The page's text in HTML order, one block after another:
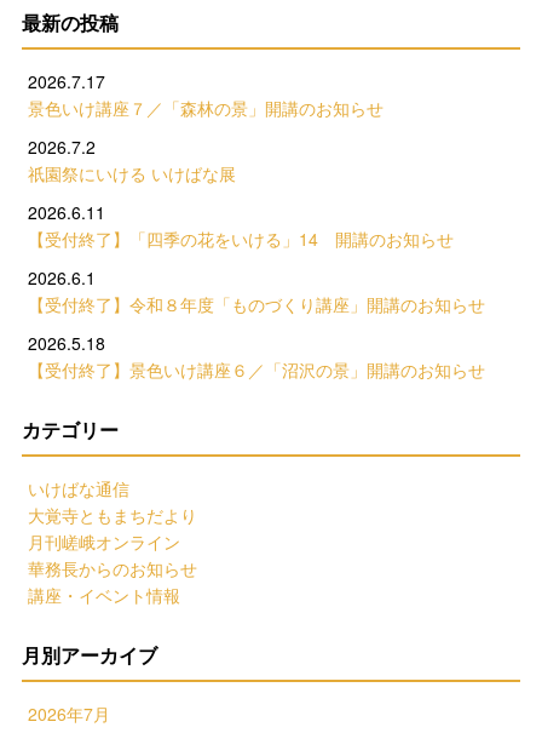
最新の投稿
2026.7.17
景色いけ講座７／「森林の景」開講のお知らせ
2026.7.2
祇園祭にいける いけばな展
2026.6.11
【受付終了】「四季の花をいける」14 開講のお知らせ
2026.6.1
【受付終了】令和８年度「ものづくり講座」開講のお知らせ
2026.5.18
【受付終了】景色いけ講座６／「沼沢の景」開講のお知らせ
カテゴリー
いけばな通信
大覚寺ともまちだより
月刊嵯峨オンライン
華務長からのお知らせ
講座・イベント情報
月別アーカイブ
2026年7月